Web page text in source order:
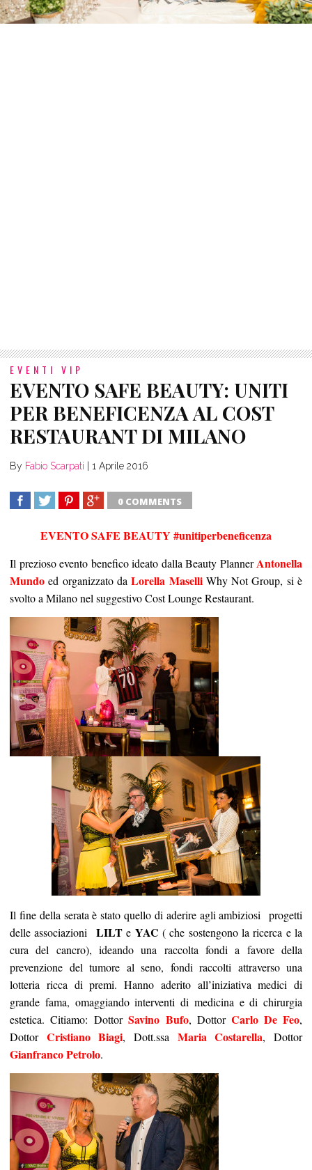
EVENTI VIP
EVENTO SAFE BEAUTY: UNITI
PER BENEFICENZA AL COST
RESTAURANT DI MILANO
By Fabio Scarpati 1 Aprile 2016
0 COMMENTS
EVENTO SAFE BEAUTY #unitiperbeneficenza
Il prezioso evento benefico ideato dalla Beauty PlannerAntonella
Mundo ed organizzato daLorella MaselliWhy Not Group, si è
svolto a Milano nel suggestivo Cost Lounge Restaurant.
Il fine della serata è stato quello di aderire agli ambiziosi progetti
delle associazioni LILT e YAC ( che sostengono la ricerca e la
cura del cancro), ideando una raccolta fondi a favore della
prevenzione del tumore al seno, fondi raccolti attraverso una
lotteria ricca di premi. Hanno aderito all’iniziativa medici di
grande fama, omaggiando interventi di medicina e di chirurgia
estetica. Citiamo: DottorSavino Bufo, Dottor Carlo De Feo,
Dottor Cristiano Biagi, Dott.ssa Maria Costarella, Dottor
Gianfranco Petrolo.